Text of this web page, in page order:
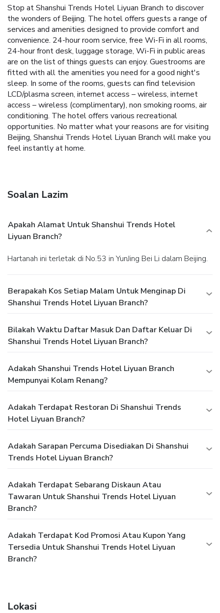
Stop at Shanshui Trends Hotel Liyuan Branch to discover
the wonders of Beijing. The hotel offers guests a range of
services and amenities designed to provide comfort and
convenience. 24-hour room service, free Wi-Fi in all rooms,
24-hour front desk, luggage storage, Wi-Fi in public areas
are on the list of things guests can enjoy. Guestrooms are
fitted with all the amenities you need for a good night's
sleep. In some of the rooms, guests can find television
LCD/plasma screen, internet access – wireless, internet
access – wireless (complimentary), non smoking rooms, air
conditioning. The hotel offers various recreational
opportunities. No matter what your reasons are for visiting
Beijing, Shanshui Trends Hotel Liyuan Branch will make you
feel instantly at home.
Soalan Lazim
Apakah Alamat Untuk Shanshui Trends Hotel
Liyuan Branch?
Hartanah ini terletak di No.53 in YunJing Bei Li dalam Beijing.
Berapakah Kos Setiap Malam Untuk Menginap Di
Shanshui Trends Hotel Liyuan Branch?
Bilakah Waktu Daftar Masuk Dan Daftar Keluar Di
Shanshui Trends Hotel Liyuan Branch?
Adakah Shanshui Trends Hotel Liyuan Branch
Mempunyai Kolam Renang?
Adakah Terdapat Restoran Di Shanshui Trends
Hotel Liyuan Branch?
Adakah Sarapan Percuma Disediakan Di Shanshui
Trends Hotel Liyuan Branch?
Adakah Terdapat Sebarang Diskaun Atau
Tawaran Untuk Shanshui Trends Hotel Liyuan
Branch?
Adakah Terdapat Kod Promosi Atau Kupon Yang
Tersedia Untuk Shanshui Trends Hotel Liyuan
Branch?
Lokasi